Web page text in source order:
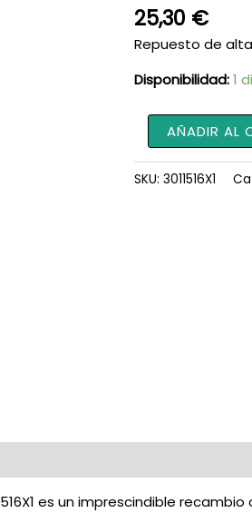
25,30 €
Repuesto de
Disponibilidad:1
Rodamiento
6307
3011516X1
cantidad
AÑADIR AL
SKU: 3011516X1
es un imprescindible